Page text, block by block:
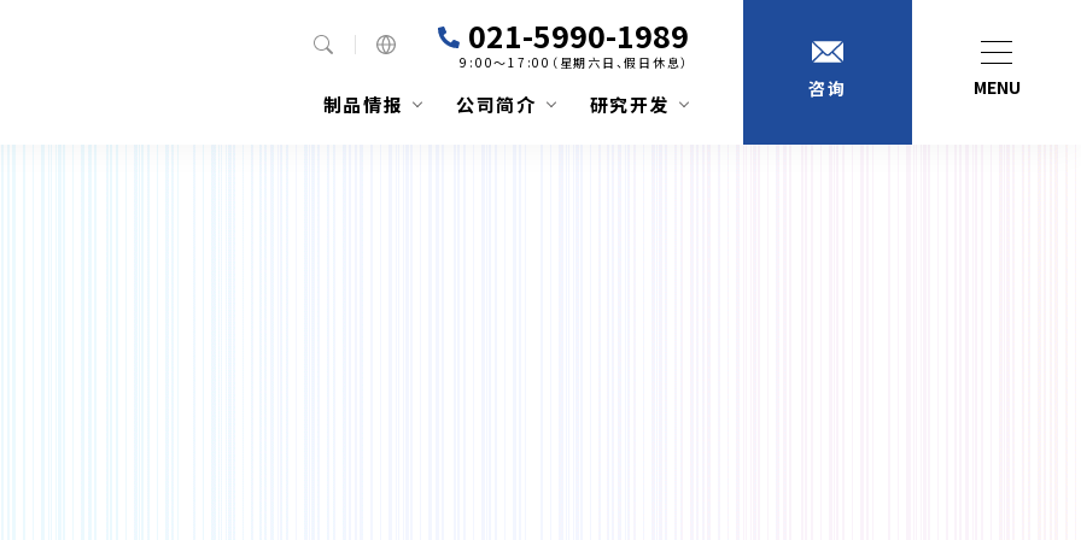
021-5990-1989
9:00～17:00（星期六日、假日休息）
制品情报 公司简介 研究开发
咨询 MENU